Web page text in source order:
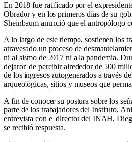
En 2018 fue ratificado por el
Obrador y en los primeros días de su
Sheinbaum anunció que el antropólogo
A lo largo de este tiempo, sostienen los
atravesado un proceso de
ni al sismo de 2017 ni a la pandemia.
dejaron de percibir alrededor de 500
de los ingresos autogenerados a través
arqueológicas, sitios y museos que
A fin de conocer su postura sobre los
parte de los trabajadores del Instituto,
entrevista con el director del INAH,
se recibió respuesta.